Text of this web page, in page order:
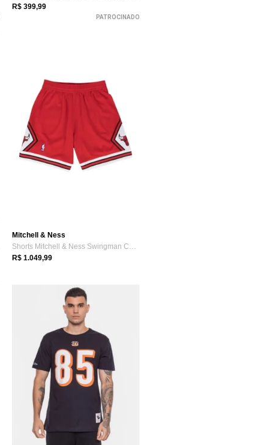
R$ 399,99
PATROCINADO
Mitchell & Ness
Shorts Mitchell & Ness Swingman Chicago ...
R$ 1.049,99